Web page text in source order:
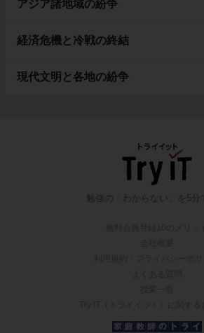
アジア諸地域の紛争
経済危機と冷戦の終結
現代文明と各地の紛争
勉強の「わからない」を5分